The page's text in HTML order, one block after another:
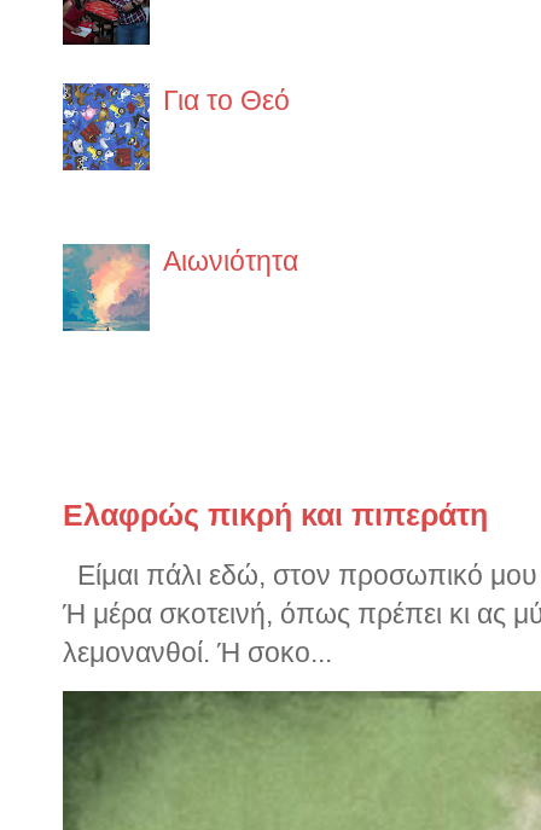
Για το Θεό
Αιωνιότητα
Ελαφρώς πικρή και πιπεράτη
Είμαι πάλι εδώ, στον προσωπικό μου
Ή μέρα σκοτεινή, όπως πρέπει κι ας
λεμονανθοί. Ή σοκο...